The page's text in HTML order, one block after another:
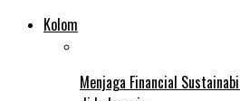
Kolom
Menjaga Financial